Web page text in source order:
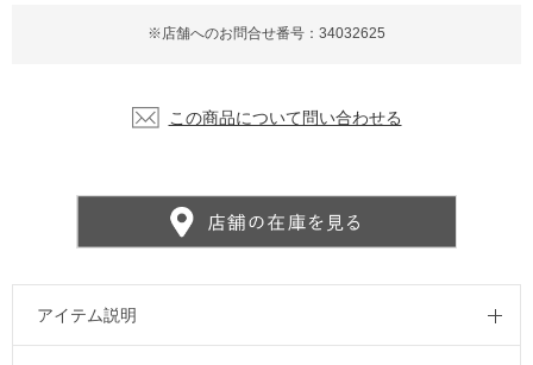
※店舗へのお問合せ番号：34032625
この商品について問い合わせる
アイテム説明